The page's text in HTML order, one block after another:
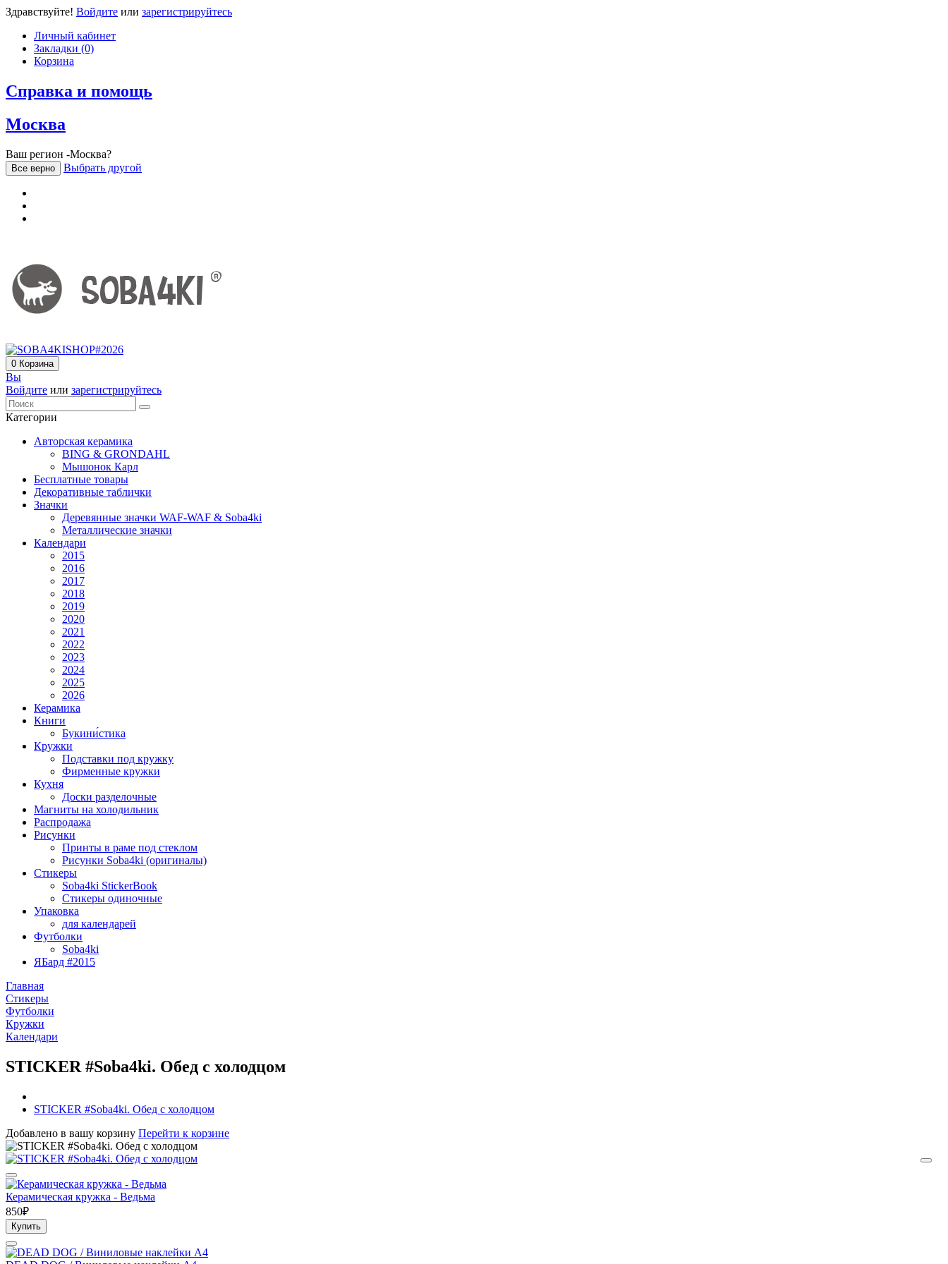
Здравствуйте! Войдите или зарегистрируйтесь
Личный кабинет
Закладки (0)
Корзина
Справка и помощь
Москва
Ваш регион -Москва?
Все верно Выбрать другой
0 Корзина
Вы
Войдите или зарегистрируйтесь
Категории
Авторская керамика
BING & GRONDAHL
Мышонок Карл
Бесплатные товары
Декоративные таблички
Значки
Деревянные значки WAF-WAF & Soba4ki
Металлические значки
Календари
2015
2016
2017
2018
2019
2020
2021
2022
2023
2024
2025
2026
Керамика
Книги
Букини́стика
Кружки
Подставки под кружку
Фирменные кружки
Кухня
Доски разделочные
Магниты на холодильник
Распродажа
Рисунки
Принты в раме под стеклом
Рисунки Soba4ki (оригиналы)
Стикеры
Soba4ki StickerBook
Стикеры одиночные
Упаковка
для календарей
Футболки
Soba4ki
ЯБард #2015
Главная
Стикеры
Футболки
Кружки
Календари
STICKER #Soba4ki. Обед с холодцом
STICKER #Soba4ki. Обед с холодцом
Добавлено в вашу корзину Перейти к корзине
Керамическая кружка - Ведьма
850₽
Купить